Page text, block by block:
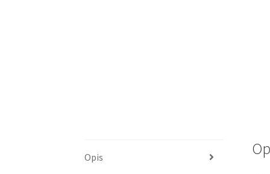
Opis